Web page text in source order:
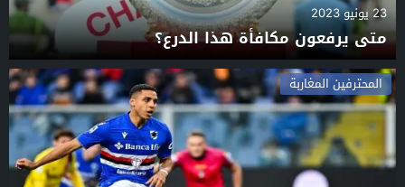
23 يونيو 2023
متى يرفعون مكافأة هذا الدرع؟
المحترفين المغاربة